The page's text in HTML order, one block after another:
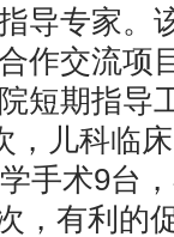
导专家。
作交流项
短期指导
，儿科临
手术9台
，有利的